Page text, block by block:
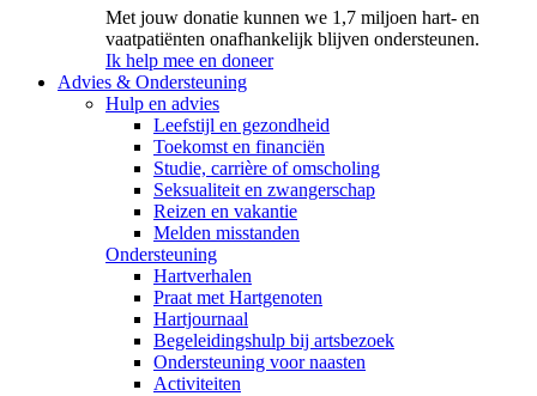
Met jouw donatie kunnen we 1,7 miljoen hart- en
vaatpatiënten onafhankelijk blijven ondersteunen.
Ik help mee en doneer
Advies & Ondersteuning
Hulp en advies
Leefstijl en gezondheid
Toekomst en financiën
Studie, carrière of omscholing
Seksualiteit en zwangerschap
Reizen en vakantie
Melden misstanden
Ondersteuning
Hartverhalen
Praat met Hartgenoten
Hartjournaal
Begeleidingshulp bij artsbezoek
Ondersteuning voor naasten
Activiteiten